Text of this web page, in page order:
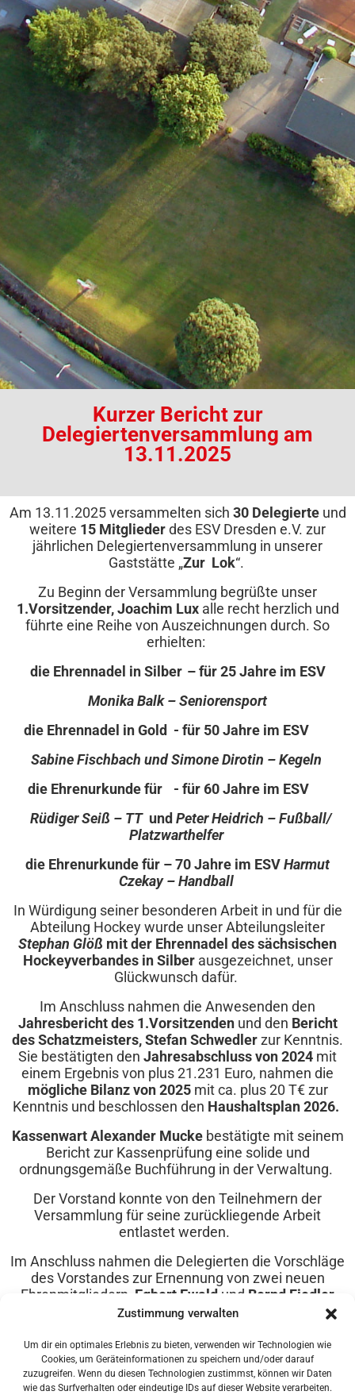
Zustimmung verwalten
Um dir ein optimales Erlebnis zu bieten, verwenden wir Technologien wie
Cookies, um Geräteinformationen zu speichern und/oder darauf
zuzugreifen. Wenn du diesen Technologien zustimmst, können wir Daten
wie das Surfverhalten oder eindeutige IDs auf dieser Website verarbeiten.
Kurzer Bericht zur
Delegiertenversammlung am
13.11.2025
Am 13.11.2025 versammelten sich 30 Delegierte und
weitere 15 Mitgliederdes ESV Dresden e.V. zur
jährlichen Delegiertenversammlung in unserer
Gaststätte „Zur Lok“.
Zu Beginn der Versammlung begrüßte unser
1.Vorsitzender, Joachim Luxalle recht herzlich und
führte eine Reihe von Auszeichnungen durch. So
erhielten:
die Ehrennadel in Silber – für 25 Jahre im ESV
Monika Balk – Seniorensport
die Ehrennadel in Gold - für 50 Jahre im ESV
Sabine Fischbach und Simone Dirotin – Kegeln
die Ehrenurkunde für - für 60 Jahre im ESV​
Rüdiger Seiß – TT und Peter Heidrich – Fußball/
Platzwarthelfer
die Ehrenurkunde für – 70 Jahre im ESVHarmut
Czekay – Handball
In Würdigung seiner besonderen Arbeit in und für die
Abteilung Hockey wurde unser Abteilungsleiter
Stephan Glöß mit der Ehrennadel des sächsischen
Hockeyverbandes in Silber ausgezeichnet, unser
Glückwunsch dafür.
Im Anschluss nahmen die Anwesenden den
Jahresbericht des 1.Vorsitzendenund den Bericht
des Schatzmeisters, Stefan Schwedlerzur Kenntnis.
Sie bestätigten den Jahresabschluss von 2024 mit
einem Ergebnis von plus 21.231 Euro, nahmen die
mögliche Bilanz von 2025 mit ca. plus 20 T€ zur
Kenntnis und beschlossen den Haushaltsplan 2026.
Kassenwart Alexander Mucke bestätigte mit seinem
Bericht zur Kassenprüfung eine solide und
ordnungsgemäße Buchführung in der Verwaltung.
Der Vorstand konnte von den Teilnehmern der
Versammlung für seine zurückliegende Arbeit
entlastet werden.
Im Anschluss nahmen die Delegierten die Vorschläge
des Vorstandes zur Ernennung von zwei neuen
Ehrenmitgliedern, Egbert Ewald und Bernd Fiedler
einstimmig an.
Mit der Wahl desneuen Vorstandeswurde die
Versammlung fortgesetzt. Die Delegierten wählten in
geheimer Wahl jeweils einstimmig: